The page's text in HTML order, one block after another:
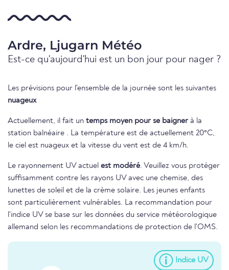
Ardre, Ljugarn Météo
Est-ce qu'aujourd'hui est un bon jour pour nager ?
Les prévisions pour l'ensemble de la journée sont les suivantes
nuageux
Actuellement, il fait un temps moyen pour se baigner à la
station balnéaire . La température est de actuellement 20°C,
le ciel est nuageux et la vitesse du vent est de 4 km/h.
Le rayonnement UV actuel est modéré. Veuillez vous protéger
suffisamment contre les rayons UV avec une chemise, des
lunettes de soleil et de la crème solaire. Les jeunes enfants
sont particulièrement vulnérables. La recommandation pour
l'indice UV se base sur les données du service météorologique
allemand selon les recommandations de protection de l'OMS.
Indice UV